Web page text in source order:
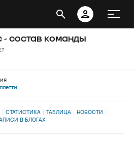
- состав команды
СТАТИСТИКА ТАБЛИЦА
НОВОСТИ
В БЛОГАХ